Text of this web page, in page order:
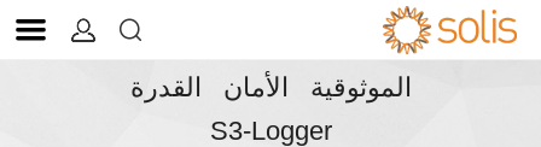


الموثوقية الأمان القدرة
S3-Logger